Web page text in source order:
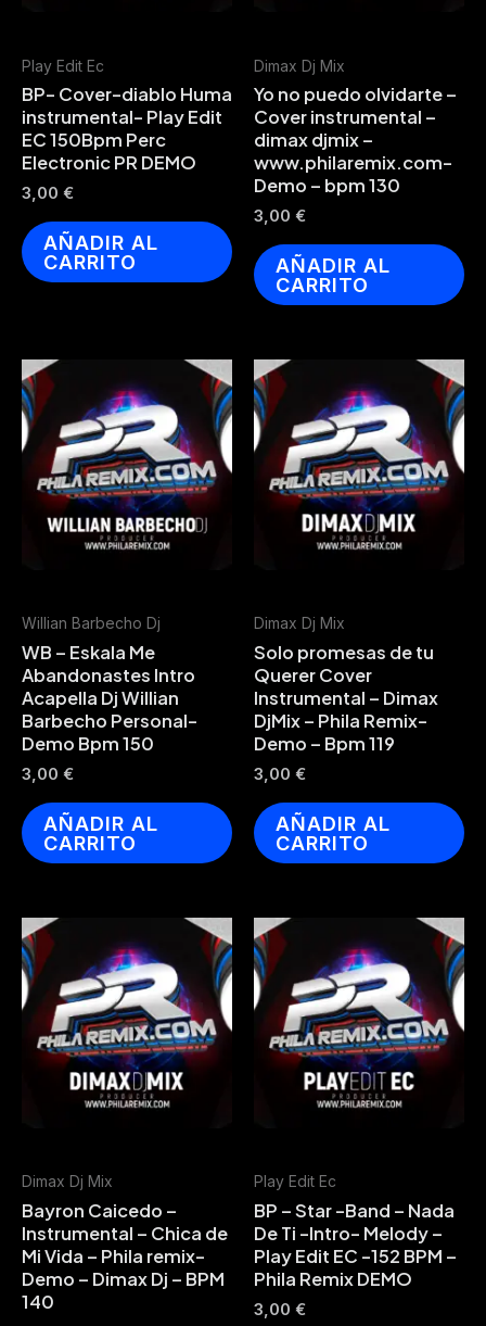
Play Edit Ec
BP- Cover-diablo Huma
instrumental- Play Edit
EC 150Bpm Perc
Electronic PR DEMO
3,00 €
AÑADIR AL
CARRITO
Dimax Dj Mix
Yo no puedo olvidarte –
Cover instrumental –
dimax djmix –
www.philaremix.com-
Demo – bpm 130
3,00 €
AÑADIR AL
CARRITO
Willian Barbecho Dj
WB – Eskala Me
Abandonastes Intro
Acapella Dj Willian
Barbecho Personal-
Demo Bpm 150
3,00 €
AÑADIR AL
CARRITO
Dimax Dj Mix
Solo promesas de tu
Querer Cover
Instrumental – Dimax
DjMix – Phila Remix-
Demo – Bpm 119
3,00 €
AÑADIR AL
CARRITO
Dimax Dj Mix
Bayron Caicedo –
Instrumental – Chica de
Mi Vida – Phila remix-
Demo – Dimax Dj – BPM
140
Play Edit Ec
BP – Star -Band – Nada
De Ti -Intro- Melody –
Play Edit EC -152 BPM –
Phila Remix DEMO
3,00 €